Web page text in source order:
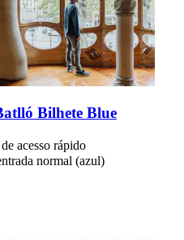
Bilhete Blue
acesso rápido
normal (azul)